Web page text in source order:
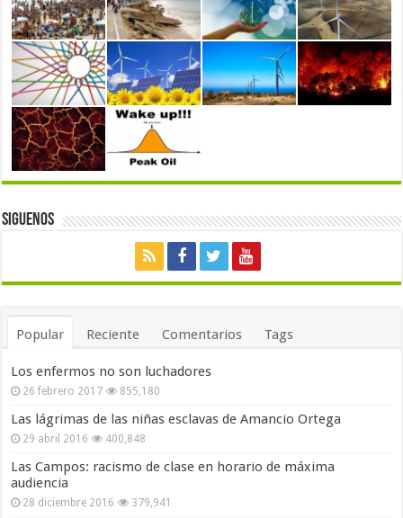
Siguenos
Popular Reciente Comentarios Tags
Los enfermos no son luchadores
26 febrero 2017 855,180
Las lágrimas de las niñas esclavas de Amancio Ortega
29 abril 2016 400,848
Las Campos: racismo de clase en horario de máxima
audiencia
28 diciembre 2016 379,941